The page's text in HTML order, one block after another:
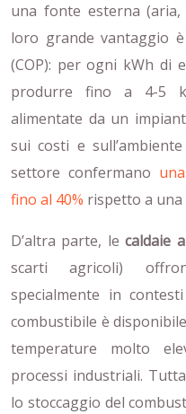
una fonte esterna (aria,
loro grande vantaggio
(COP): per ogni kWh di
produrre fino a 4-5
alimentate da un
sui costi e
settore confermano
fino al 40% rispetto a una
D’altra parte, lecaldaie
scarti agricoli)
specialmente in
combustibile è
temperature molto
processi industriali.
lo stoccaggio del